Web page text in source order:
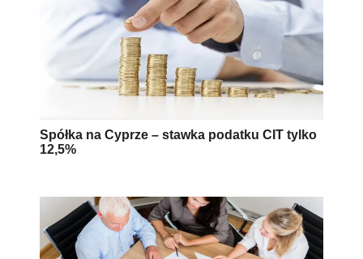
Spółka na Cyprze – stawka podatku CIT tylko
12,5%